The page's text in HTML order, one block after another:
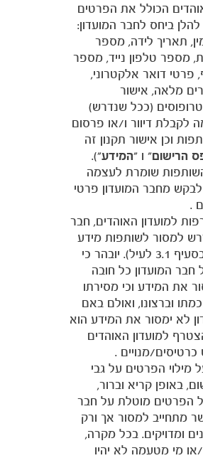
הכולל את הפרטים
ביחס לחבר המועדון:
תאריך לידה, מספר
מספר טלפון נייד, מספר
פרטי דואר אלקטרוני,
מלאה, אישור
(ככל שנדרש)
לקבלת דיוור ו/או פרסום
וכן אישור תקנון זה
הרישום" ו "המידע").
שומרת לעצמה
מחבר המועדון פרטי
.
למועדון האוהדים, חבר
למסור לשותפות מידע
(כהגדרתו בסעיף 3.1 לעיל). יובהר כי
המועדון כל חובה
את המידע וכי מסירתו
וברצונו, ואולם באם
לא ימסור את המידע הוא
למועדון האוהדים
כרטיסים/מנויים .
מילוי הפרטים על גבי
באופן קריא וברור,
הפרטים מוטלת על חבר
מתחייב למסור אך ורק
ומדויקים. בכל מקרה,
או מי מטעמה לא יהיו